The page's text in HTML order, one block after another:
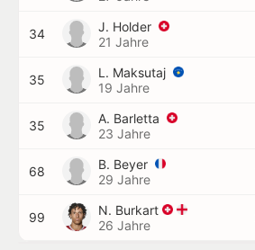
34
J. Holder
21 Jahre
35
L. Maksutaj
19 Jahre
35
A. Barletta
23 Jahre
68
B. Beyer
29 Jahre
99
N. Burkart
26 Jahre